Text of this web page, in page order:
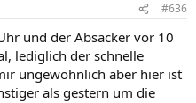
#636
und der Absacker vor 10
lediglich der schnelle
ungewöhnlich aber hier ist
als gestern um die